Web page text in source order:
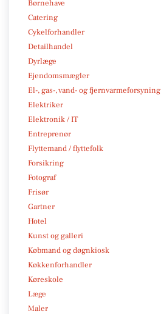
Børnehave
Catering
Cykelforhandler
Detailhandel
Dyrlæge
Ejendomsmægler
El-, gas-, vand- og fjernvarmeforsyning
Elektriker
Elektronik / IT
Entreprenør
Flyttemand / flyttefolk
Forsikring
Fotograf
Frisør
Gartner
Hotel
Kunst og galleri
Købmand og døgnkiosk
Køkkenforhandler
Køreskole
Læge
Maler